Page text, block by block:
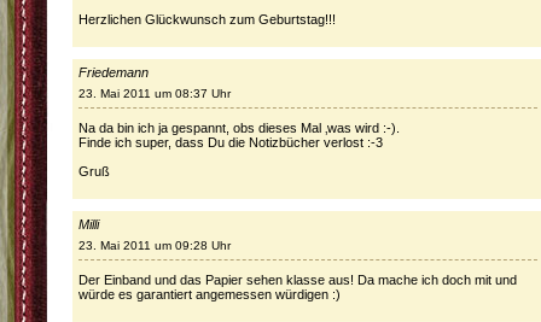
Herzlichen Glückwunsch zum Geburtstag!!!
Friedemann
23. Mai 2011 um 08:37 Uhr
Na da bin ich ja gespannt, obs dieses Mal ‚was wird :-).
Finde ich super, dass Du die Notizbücher verlost :-3
Gruß
Milli
23. Mai 2011 um 09:28 Uhr
Der Einband und das Papier sehen klasse aus! Da mache ich doch mit und
würde es garantiert angemessen würdigen :)